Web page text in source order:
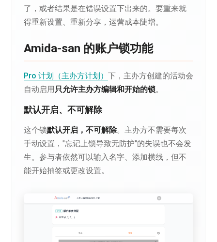
了，或者结果是在错误设置下出来的。要重来就
得重新设置、重新分享，运营成本陡增。
Amida-san 的账户锁功能
Pro 计划（主办方计划） 下，主办方创建的活动会
自动启用 只允许主办方编辑和开始的锁。
默认开启、不可解除
这个锁默认开启，不可解除。主办方不需要每次
手动设置，"忘记上锁导致无防护"的失误也不会发
生。参与者依然可以输入名字、添加横线，但不
能开始抽签或更改设置。